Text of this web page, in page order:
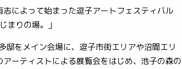
によって始まった逗子アートフェスティバル
まりの場。」
をメイン会場に、逗子市街エリアや沼間エリ
ーティストによる展覧会をはじめ、池子の森の